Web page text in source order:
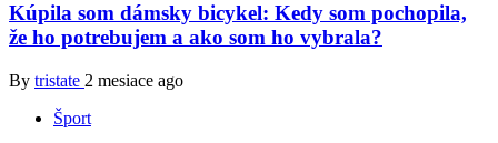
Kúpila som dámsky bicykel: Kedy som pochopila,
že ho potrebujem a ako som ho vybrala?
By tristate 2 mesiace ago
Šport